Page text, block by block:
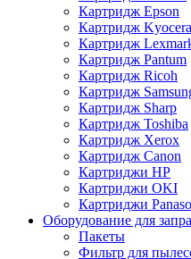
Картридж Epson
Картридж Kyocera
Картридж
Картридж Pantum
Картридж Ricoh
Картридж
Картридж Sharp
Картридж Toshiba
Картридж Xerox
Картридж Сanon
Картриджи HP
Картриджи OKI
Картриджи
Оборудование для
Пакеты
Фильтр для